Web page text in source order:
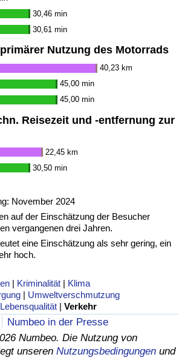
30,46 min
30,61 min
Nutzung des Motorrads
40,23 km
45,00 min
45,00 min
Reisezeit und -entfernung zur
22,45 km
30,50 min
November 2024
auf der Einschätzung der Besucher
vergangenen drei Jahren.
eine Einschätzung als sehr gering, ein
hoch.
| Kriminalität | Klima
| Umweltverschmutzung
Lebensqualität |Verkehr
Numbeo in der Presse
Numbeo. Die Nutzung von
unseren Nutzungsbedingungen und